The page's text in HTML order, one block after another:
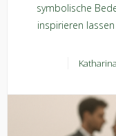
symbolische
inspirieren lassen